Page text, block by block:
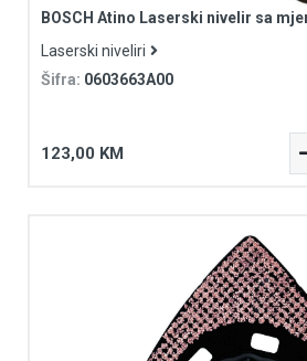
BOSCH Atino Laserski nivelir sa
Laserski niveliri
Šifra: 0603663A00
123,00 KM